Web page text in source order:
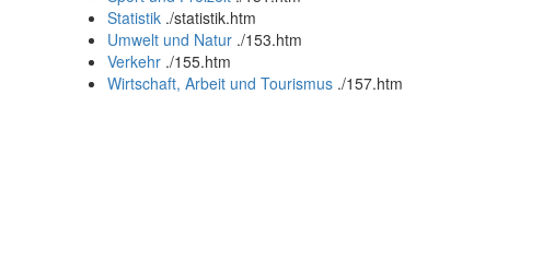
Statistik ./statistik.htm
Umwelt und Natur ./153.htm
Verkehr ./155.htm
Wirtschaft, Arbeit und Tourismus ./157.htm